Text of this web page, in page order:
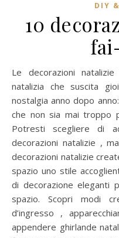
DIY
10
Le decorazioni natalizie fai-da-te sono una tradizione
natalizia che suscita
nostalgia anno dopo
che non sia mai troppo
Potresti scegliere di
decorazioni natalizie ,
decorazioni natalizie
spazio uno stile
di decorazione eleganti
spazio. Scopri modi
d’ingresso ,
appendere ghirlande